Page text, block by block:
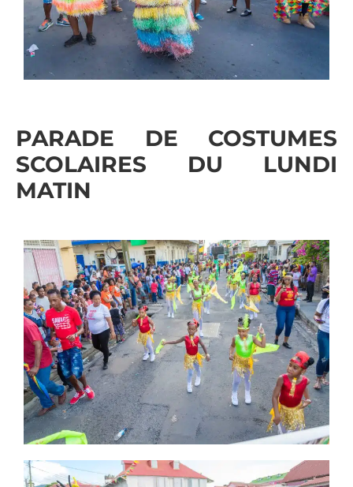
PARADE DE COSTUMES
SCOLAIRES DU LUNDI
MATIN